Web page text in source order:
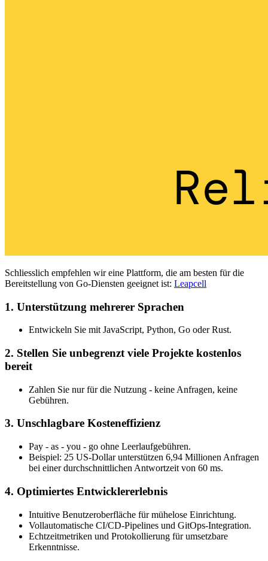
Schliesslich empfehlen wir eine Plattform, die am besten für die
Bereitstellung von Go-Diensten geeignet ist: Leapcell
1. Unterstützung mehrerer Sprachen
Entwickeln Sie mit JavaScript, Python, Go oder Rust.
2. Stellen Sie unbegrenzt viele Projekte kostenlos
bereit
Zahlen Sie nur für die Nutzung - keine Anfragen, keine
Gebühren.
3. Unschlagbare Kosteneffizienz
Pay - as - you - go ohne Leerlaufgebühren.
Beispiel: 25 US-Dollar unterstützen 6,94 Millionen Anfragen
bei einer durchschnittlichen Antwortzeit von 60 ms.
4. Optimiertes Entwicklererlebnis
Intuitive Benutzeroberfläche für mühelose Einrichtung.
Vollautomatische CI/CD-Pipelines und GitOps-Integration.
Echtzeitmetriken und Protokollierung für umsetzbare
Erkenntnisse.